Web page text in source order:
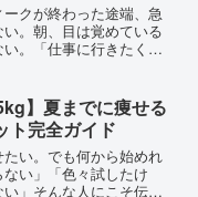
クが終わった途端、急
。朝、目は覚めている
。「仕事に行きたくな
んなふうに感じて、スマ
間だけが過...
】夏までに痩せる
ト完全ガイド
たい。でも何から始めれ
い」「色々試したけ
」そんな人にこそ伝え